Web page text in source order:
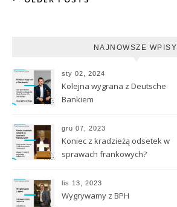
NAJNOWSZE WPISY
sty 02, 2024
Kolejna wygrana z Deutsche
Bankiem
gru 07, 2023
Koniec z kradzieżą odsetek w
sprawach frankowych?
lis 13, 2023
Wygrywamy z BPH